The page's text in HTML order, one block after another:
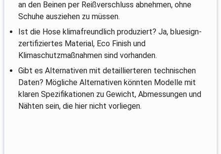
an den Beinen per Reißverschluss abnehmen, ohne
Schuhe ausziehen zu müssen.
Ist die Hose klimafreundlich produziert? Ja, bluesign-
zertifiziertes Material, Eco Finish und
Klimaschutzmaßnahmen sind vorhanden.
Gibt es Alternativen mit detaillierteren technischen
Daten? Mögliche Alternativen könnten Modelle mit
klaren Spezifikationen zu Gewicht, Abmessungen und
Nähten sein, die hier nicht vorliegen.